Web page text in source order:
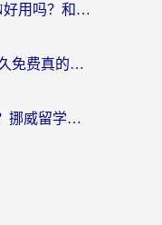
海外党纠结？快帆TV版VPN好用吗？和扇贝手游VPN对比哪个回国效果更好？
海外党必看：免费加速器永久免费真的存在吗？教你选对回国加速器无缝刷国内资源
ChickCN和夏时国际好用吗？挪威留学生亲测3款回国加速器，附穿梭和加速喵对比指南